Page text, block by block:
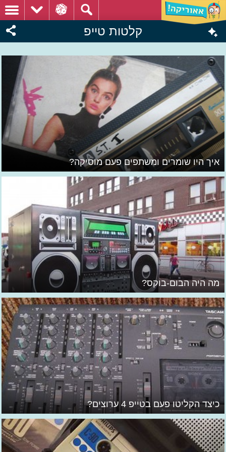
קלטות טייפ
איך היו שומרים ומשתפים פעם מוסיקה?
מה היה הבום-בוקס?
כיצד הקליטו פעם בטייפ 4 ערוצים?